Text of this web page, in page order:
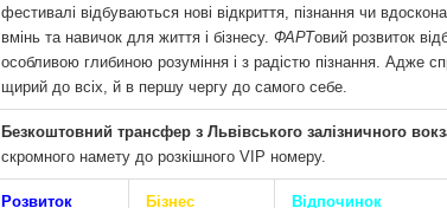
фестивалі відбуваються нові відкриття, пізнання чи
вмінь та навичок для життя і бізнесу. ФАРТовий розвиток
особливою глибиною розуміння і з радістю пізнання. Адже
щирий до всіх, й в першу чергу до самого себе.
Безкоштовний трансфер з Львівського залізничного
скромного намету до розкішного VIP номеру.
Розвиток Бізнес Відпочинок